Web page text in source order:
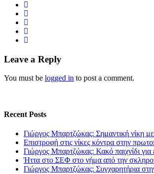
Leave a Reply
You must be logged in to post a comment.
Recent Posts
Γιώργος Μπαρτζώκας: Σημαντική νίκη
Επιστροφή στις νίκες κόντρα στην
Γιώργος Μπαρτζώκας: Κακό παιχνίδι
Ήττα στο ΣΕΦ στο νήμα από την
Γιώργος Μπαρτζώκας: Συγχαρητήρια